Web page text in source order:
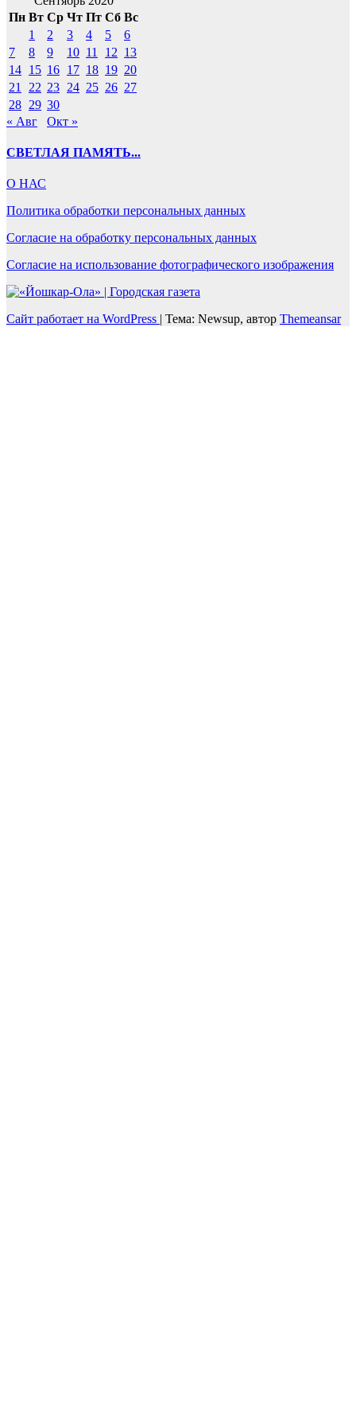
Пн Вт Ср Чт Пт Сб Вс
1
2 3 4 5
6
7
8 9 10 11 12 13
14 15 16 17 18 19 20
21
22 23 24 25 26 27
28 29 30
« Авг
Окт »
СВЕТЛАЯ ПАМЯТЬ...
О НАС
Политика обработки персональных данных
Согласие на обработку персональных данных
Согласие на использование фотографического изображения
Сайт работает на WordPress | Тема: Newsup, автор Themeansar